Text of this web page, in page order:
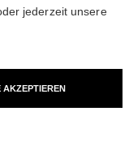
162607
NUANCEN VERFÜGBAR
jederzeit unsere
AKZEPTIEREN